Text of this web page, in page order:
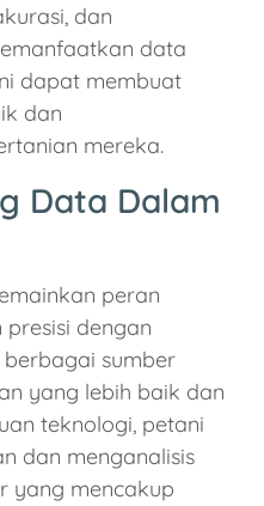
dan
data
dapat membuat
dan
mereka.
Data Dalam
peran
dengan
sumber
yang lebih baik dan
teknologi, petani
dan menganalisis
yang mencakup